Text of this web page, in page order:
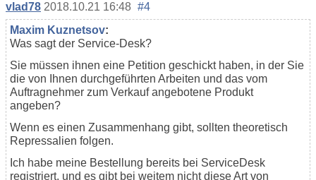
vlad78 2018.10.21 16:48 #4
Maxim Kuznetsov:
Was sagt der Service-Desk?
Sie müssen ihnen eine Petition geschickt haben, in der Sie
die von Ihnen durchgeführten Arbeiten und das vom
Auftragnehmer zum Verkauf angebotene Produkt
angeben?
Wenn es einen Zusammenhang gibt, sollten theoretisch
Repressalien folgen.
Ich habe meine Bestellung bereits bei ServiceDesk
registriert, und es gibt bei weitem nicht diese Art von